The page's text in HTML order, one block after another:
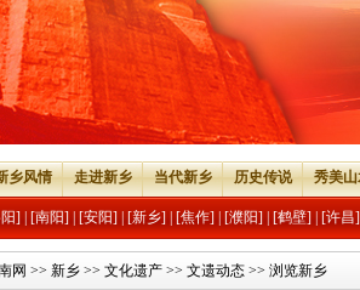
乡风情 走进新乡 当代新乡 历史传说 秀美
] [南阳] [安阳] [新乡] [焦作] [濮阳] [鹤壁] [许昌]
网 >> 新乡 >> 文化遗产 >> 文遗动态 >> 浏览新乡